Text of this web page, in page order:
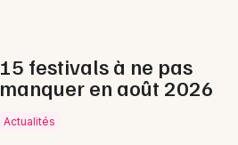
15 festivals à ne pas
manquer en août 2026
Actualités